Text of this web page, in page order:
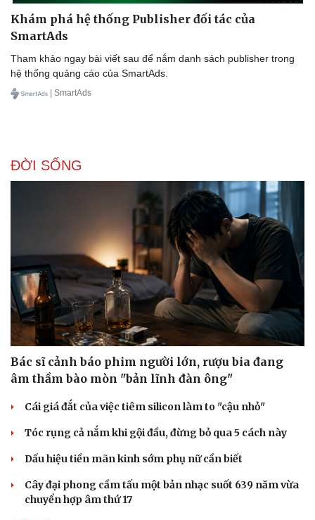
Khám phá hệ thống Publisher đối tác của
SmartAds
Tham khảo ngay bài viết sau để nắm danh sách publisher trong
hệ thống quảng cáo của SmartAds.
| SmartAds
ĐỜI SỐNG
Bác sĩ cảnh báo phim người lớn, rượu bia đang
âm thầm bào mòn "bản lĩnh đàn ông"
Cái giá đắt của việc tiêm silicon làm to "cậu nhỏ"
Tóc rụng cả nắm khi gội đầu, đừng bỏ qua 5 cách này
Dấu hiệu tiền mãn kinh sớm phụ nữ cần biết
Cây đại phong cầm tấu một bản nhạc suốt 639 năm vừa
chuyển hợp âm thứ 17